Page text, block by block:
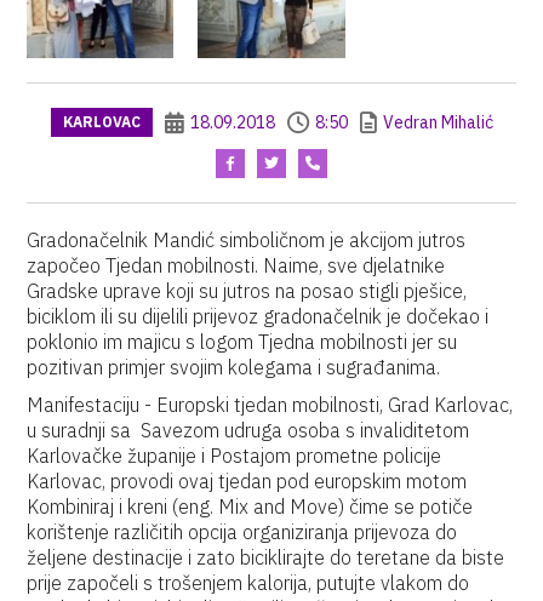
KARLOVAC 18.09.2018 8:50 Vedran Mihalić
Gradonačelnik Mandić simboličnom je akcijom jutros
započeo Tjedan mobilnosti. Naime, sve djelatnike
Gradske uprave koji su jutros na posao stigli pješice,
biciklom ili su dijelili prijevoz gradonačelnik je dočekao i
poklonio im majicu s logom Tjedna mobilnosti jer su
pozitivan primjer svojim kolegama i sugrađanima.
Manifestaciju - Europski tjedan mobilnosti, Grad Karlovac,
u suradnji sa Savezom udruga osoba s invaliditetom
Karlovačke županije i Postajom prometne policije
Karlovac, provodi ovaj tjedan pod europskim motom
Kombiniraj i kreni (eng. Mix and Move) čime se potiče
korištenje različitih opcija organiziranja prijevoza do
željene destinacije i zato biciklirajte do teretane da biste
prije započeli s trošenjem kalorija, putujte vlakom do